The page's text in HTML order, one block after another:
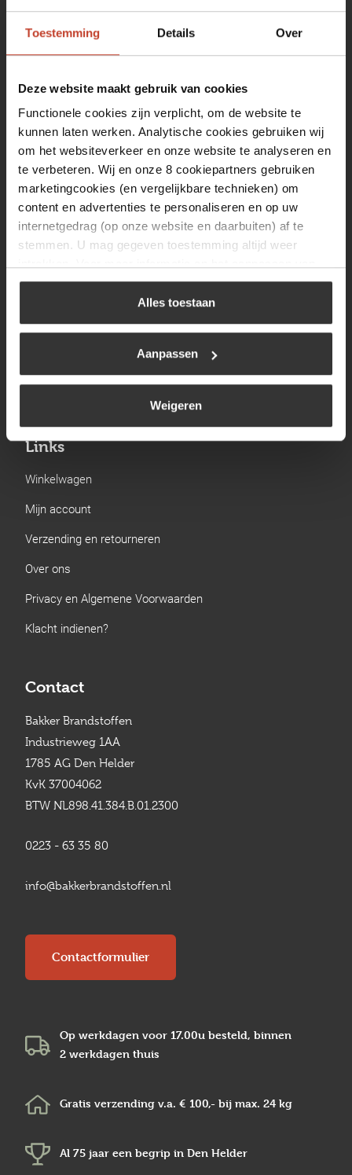
Toestemming Details Over
Deze website maakt gebruik van cookies
Functionele cookies zijn verplicht, om de website te
kunnen laten werken. Analytische cookies gebruiken wij
om het websiteverkeer en onze website te analyseren en
te verbeteren. Wij en onze 8 cookiepartners gebruiken
marketingcookies (en vergelijkbare technieken) om
content en advertenties te personaliseren en op uw
internetgedrag (op onze website en daarbuiten) af te
stemmen. U mag gegeven toestemming altijd weer
uw keuze op onze website verwijzen wij u naar ons
Alles toestaan
Aanpassen
Weigeren
Maandag
13:00 tot 17:00
Dinsdag
08:00 tot 17:00
08:00 tot 17:00
Vrijdag
08:00 tot 17:00
Zaterdag
09:30 tot 12:00
Zondag
Gesloten
Navigatie
BBQ
Kamperen
Gastechniek
Links
Winkelwagen
Mijn account
Verzending en retourneren
Over ons
Privacy en Algemene Voorwaarden
Klacht indienen?
Contact
Bakker Brandstoffen
Industrieweg 1AA
1785 AG Den Helder
KvK 37004062
BTW NL898.41.384.B.01.2300
0223 - 63 35 80
info@bakkerbrandstoffen.nl
Contactformulier
Op werkdagen voor 17.00u besteld, binnen
2 werkdagen thuis
Gratis verzending v.a. € 100,- bij max. 24 kg
Al 75 jaar een begrip in Den Helder